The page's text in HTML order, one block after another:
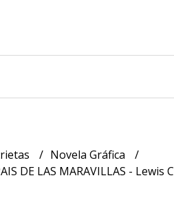
Novela Gráfica
DE LAS MARAVILLAS - Lewis